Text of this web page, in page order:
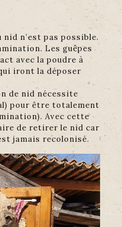
nid n’est pas possible.
Les guêpes
avec la poudre à
iront la déposer
de nid nécessite
pour être totalement
Avec cette
de retirer le nid car
jamais recolonisé.